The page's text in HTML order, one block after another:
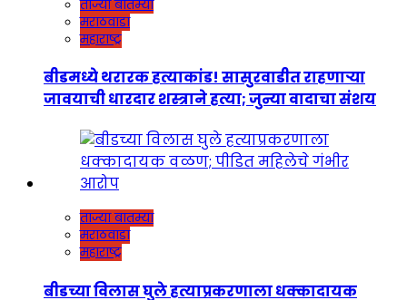
ताज्या बातम्या
मराठवाडा
महाराष्ट्र
बीडमध्ये थरारक हत्याकांड! सासुरवाडीत राहणाऱ्या
जावयाची धारदार शस्त्राने हत्या; जुन्या वादाचा संशय
ताज्या बातम्या
मराठवाडा
महाराष्ट्र
बीडच्या विलास घुले हत्याप्रकरणाला धक्कादायक